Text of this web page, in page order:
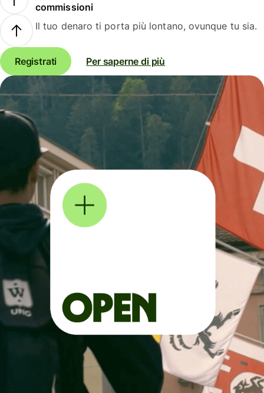
commissioni
Il tuo denaro ti porta più lontano, ovunque tu sia.
Registrati Per saperne di più